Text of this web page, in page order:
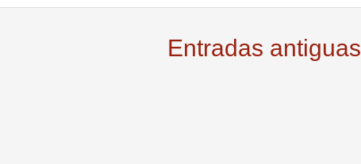
Entradas antiguas